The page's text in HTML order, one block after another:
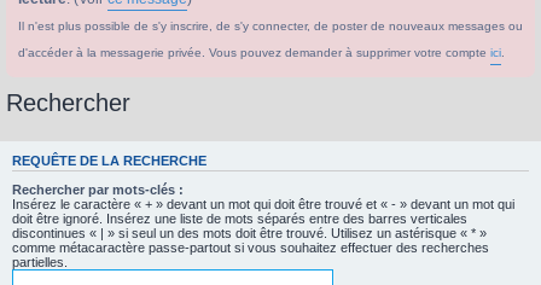
Il n'est plus possible de s'y inscrire, de s'y connecter, de poster de nouveaux messages ou
d'accéder à la messagerie privée. Vous pouvez demander à supprimer votre compte ici
Rechercher
REQUÊTE DE LA RECHERCHE
Rechercher par mots-clés :
Insérez le caractère « + » devant un mot qui doit être trouvé et « - » devant un mot qui
doit être ignoré. Insérez une liste de mots séparés entre des barres verticales
discontinues « | » si seul un des mots doit être trouvé. Utilisez un astérisque « * »
comme métacaractère passe-partout si vous souhaitez effectuer des recherches
partielles.